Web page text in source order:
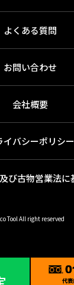
よくある質問
お問い合わせ
会社概要
イバシーポリシー
び古物営業法に
Tool All right reserved